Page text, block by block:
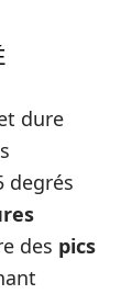
dure
degrés
des pics